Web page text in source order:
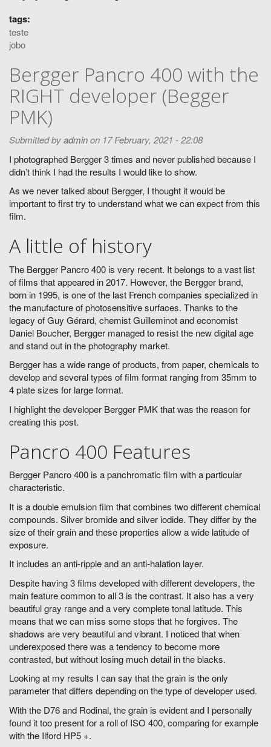
tags:
teste
jobo
Bergger Pancro 400 with the
RIGHT developer (Begger
PMK)
Submitted byadminon 17 February, 2021 - 22:08
I photographed Bergger 3 times and never published because I
didn’t think I had the results I would like to show.
As we never talked about Bergger, I thought it would be
important to first try to understand what we can expect from this
film.
A little of history
The Bergger Pancro 400 is very recent. It belongs to a vast list
of films that appeared in 2017. However, the Bergger brand,
born in 1995, is one of the last French companies specialized in
the manufacture of photosensitive surfaces. Thanks to the
legacy of Guy Gérard, chemist Guilleminot and economist
Daniel Boucher, Bergger managed to resist the new digital age
and stand out in the photography market.
Bergger has a wide range of products, from paper, chemicals to
develop and several types of film format ranging from 35mm to
4 plate sizes for large format.
I highlight the developer Bergger PMK that was the reason for
creating this post.
Pancro 400 Features
Bergger Pancro 400 is a panchromatic film with a particular
characteristic.
It is a double emulsion film that combines two different chemical
compounds. Silver bromide and silver iodide. They differ by the
size of their grain and these properties allow a wide latitude of
exposure.
It includes an anti-ripple and an anti-halation layer.
Despite having 3 films developed with different developers, the
main feature common to all 3 is the contrast. It also has a very
beautiful gray range and a very complete tonal latitude. This
means that we can miss some stops that he forgives. The
shadows are very beautiful and vibrant. I noticed that when
underexposed there was a tendency to become more
contrasted, but without losing much detail in the blacks.
Looking at my results I can say that the grain is the only
parameter that differs depending on the type of developer used.
With the D76 and Rodinal, the grain is evident and I personally
found it too present for a roll of ISO 400, comparing for example
with the Ilford HP5 +.